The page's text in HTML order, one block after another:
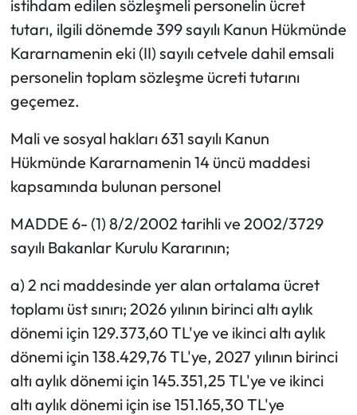
istihdam edilen sözleşmeli personelin ücret
tutarı, ilgili dönemde 399 sayılı Kanun Hükmünde
Kararnamenin eki (II) sayılı cetvele dahil emsali
personelin toplam sözleşme ücreti tutarını
geçemez.
Mali ve sosyal hakları 631 sayılı Kanun
Hükmünde Kararnamenin 14 üncü maddesi
kapsamında bulunan personel
MADDE 6- (1) 8/2/2002 tarihli ve 2002/3729
sayılı Bakanlar Kurulu Kararının;
a) 2 nci maddesinde yer alan ortalama ücret
toplamı üst sınırı; 2026 yılının birinci altı aylık
dönemi için 129.373,60 TL'ye ve ikinci altı aylık
dönemi için 138.429,76 TL'ye, 2027 yılının birinci
altı aylık dönemi için 145.351,25 TL'ye ve ikinci
altı aylık dönemi için ise 151.165,30 TL'ye